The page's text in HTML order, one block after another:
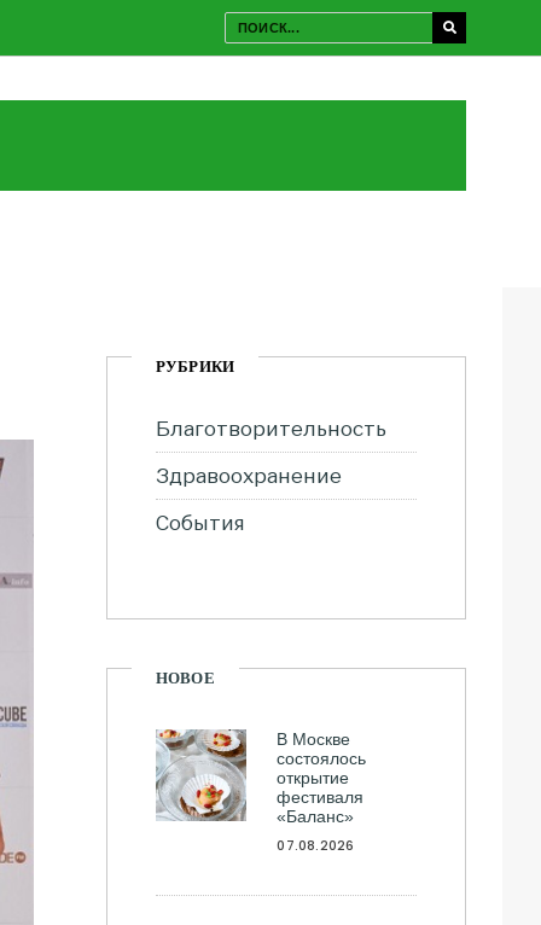
РУБРИКИ
Благотворительность
Здравоохранение
События
НОВОЕ
В Москве
состоялось
открытие
фестиваля
«Баланс»
07.08.2026